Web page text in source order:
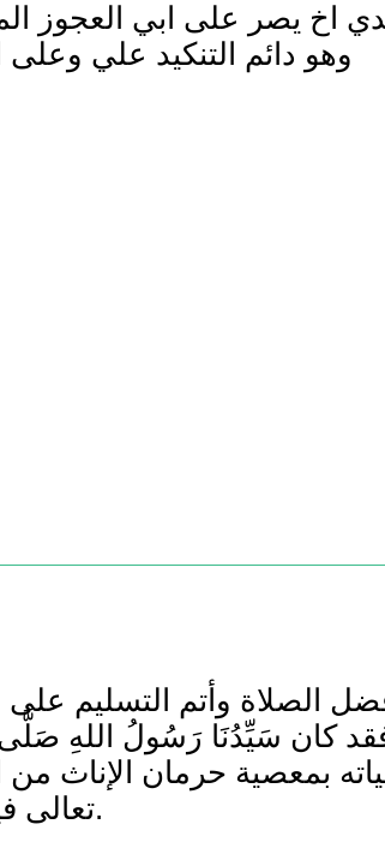
اخ يصر على ابي العجوز
وهو دائم التنكيد علي
بمعصية حرمان الإناث
تعالى فيما يفعل في هذا الجانب. هذا، والله تعالى أعلم.